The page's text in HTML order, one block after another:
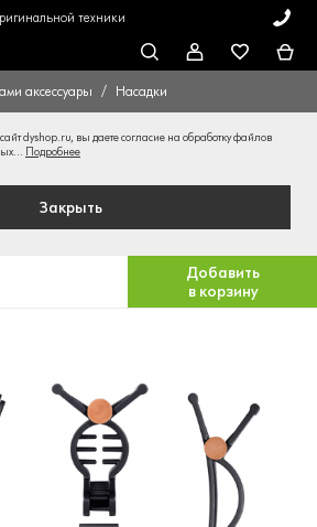
техники
аксессуары Насадки
dyshop.ru, вы даете согласие на обработку файлов
Подробнее
Закрыть
Добавить
в корзину